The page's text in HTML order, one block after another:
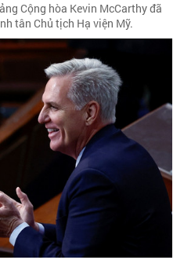
Cộng hòa Kevin McCarthy đã
tân Chủ tịch Hạ viện Mỹ.